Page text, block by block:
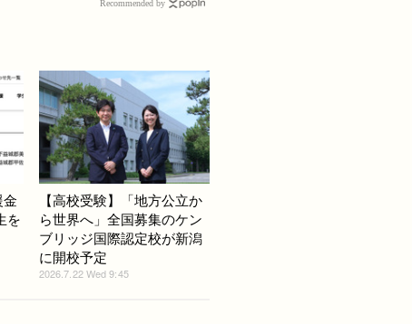
Recommended by
金
を
【高校受験】「地方公立か
ら世界へ」全国募集のケン
ブリッジ国際認定校が新潟
に開校予定
2026.7.22 Wed 9:45